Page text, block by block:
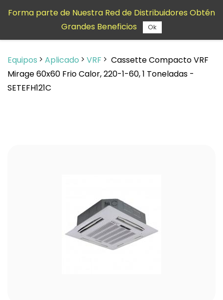
contenido
Equipos Aplicado VRF
Cassette Compacto VRF
Mirage 60x60 Frio Calor, 220-1-60, 1 Toneladas -
SETEFH121C
Forma parte de Nuestra Red de Distribuidores Obtén
Grandes Beneficios
Ok